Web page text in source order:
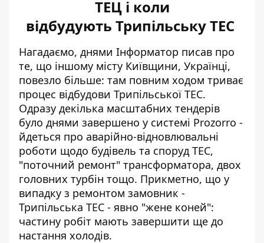
ТЕЦ і коли
відбудують Трипільську ТЕС
Нагадаємо, днями Інформатор писав про
те, що іншому місту Київщини, Українці,
повезло більше: там повним ходом триває
процес відбудови Трипільської ТЕС.
Одразу декілька масштабних тендерів
було днями завершено у системі Prozorro -
йдеться про аварійно-відновлювальні
роботи щодо будівель та споруд ТЕС,
"поточний ремонт" трансформатора, двох
головних турбін тощо. Прикметно, що у
випадку з ремонтом замовник -
Трипільська ТЕС - явно "жене коней":
частину робіт мають завершити ще до
настання холодів.